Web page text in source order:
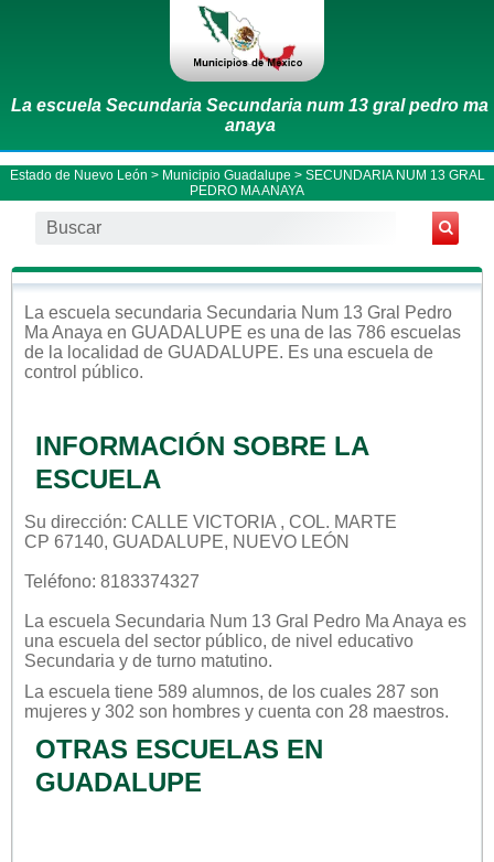
La escuela Secundaria Secundaria num 13 gral pedro ma
anaya
Estado de Nuevo León > Municipio Guadalupe > SECUNDARIA NUM 13 GRAL
PEDRO MA ANAYA
La escuela secundaria Secundaria Num 13 Gral Pedro
Ma Anaya en GUADALUPE es una de las 786 escuelas
de la localidad de GUADALUPE. Es una escuela de
control público.
INFORMACIÓN SOBRE LA
ESCUELA
Su dirección: CALLE VICTORIA , COL. MARTE
CP 67140, GUADALUPE, NUEVO LEÓN
Teléfono: 8183374327
La escuela Secundaria Num 13 Gral Pedro Ma Anaya es
una escuela del sector público, de nivel educativo
Secundaria y de turno matutino.
La escuela tiene 589 alumnos, de los cuales 287 son
mujeres y 302 son hombres y cuenta con 28 maestros.
OTRAS ESCUELAS EN
GUADALUPE